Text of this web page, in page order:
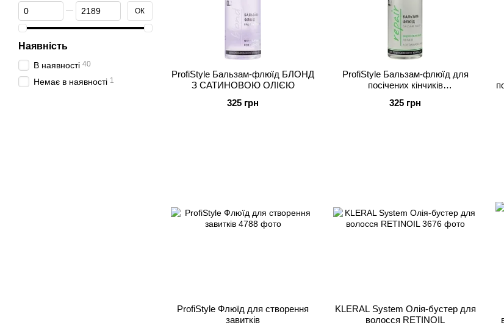
ProfiStyle Бальзам-флюїд БЛОНД
З САТИНОВОЮ ОЛІЄЮ
325 грн
ProfiStyle Бальзам-флюїд для
посічених кінчиків
325 грн
ProfiStyle Флюїд для створення
завитків
KLERAL System Олія-бустер для
волосся RETINOIL
Від Ціна, грн
До Ціна, грн ОК
Наявність
В наявності 40
Немає в наявності 1